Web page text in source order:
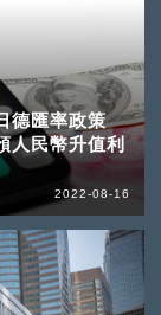
德匯率政策
人民幣升值利
2022-08-16